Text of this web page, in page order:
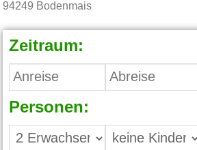
94249 Bodenmais
Zeitraum:
Personen: